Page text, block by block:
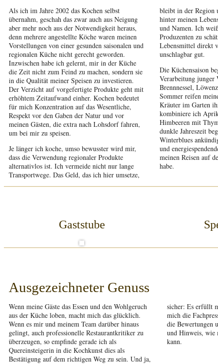
Als ich im Jahre 2002 das Kochen selbst
übernahm, geschah das zwar auch aus Neigung
aber mehr noch aus der Notwendigkeit heraus,
denn mehrere angestellte Köche waren meinen
Vorstellungen von einer gesunden saisonalen und
regionalen Küche nicht gerecht geworden.
Inzwischen habe ich gelernt, mir in der Küche
die Zeit nicht zum Feind zu machen, sondern sie
in die Qualität meiner Speisen zu investieren.
Der Verzicht auf vorgefertigte Produkte geht mit
erhöhtem Zeitaufwand einher. Kochen bedeutet
für mich Konzentration auf das Wesentliche,
Respekt vor den Gaben der Natur und vor
meinen Gästen, die extra nach Lohsdorf fahren,
um bei mir zu speisen.
Je länger ich koche, umso bewusster wird mir,
dass die Verwendung regionaler Produkte
alternativlos ist. Ich vermeide nicht nur lange
Transportwege. Das Geld, das ich hier umsetze,
bleibt in der Region
hinter meinen
und Namen. Ich
Produzenten zu
Lebensmittel direkt
unschlagbar gut.
Die Küchensaison
Verarbeitung
Brennnessel,
Sommer reifen
Kräuter im Garten
kombiniere ich
Himbeeren mit
dunkle Jahreszeit
Winterblues
und
meinen Reisen auf
habe.
Gaststube
Ausgezeichneter Genuss
Wenn meine Gäste das Essen und den Wohlgeruch
aus der Küche loben, macht mich das glücklich.
Wenn es mir und meinem Team darüber hinaus
gelingt, auch professionelle Restaurantkritiker zu
überzeugen, so empfinde gerade ich als
Quereinsteigerin in die Kochkunst dies als
Bestätigung auf dem richtigen Weg zu sein. Und ja,
sicher: Es erfüllt mich mit Stolz und Freude, wenn
mich die Fachpresse lobt. Gleichzeitig verstehe ich
die Bewertungen und Rückmeldungen als Ansporn
und Hinweis, wie meine Küche noch besser werden
kann.